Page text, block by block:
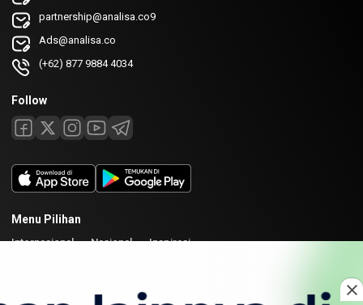
partnership@analisa.co9
Ads@analisa.co
(+62) 877 9884 4034
Follow
Menu Pilihan
Internasional Nasional Inspirasi
Redaksi Kirim Karya